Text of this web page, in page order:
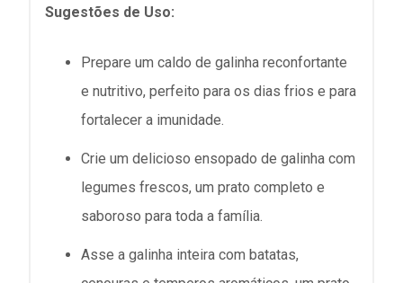
Sugestões de Uso:
Prepare um caldo de galinha reconfortante
e nutritivo, perfeito para os dias frios e para
fortalecer a imunidade.
Crie um delicioso ensopado de galinha com
legumes frescos, um prato completo e
saboroso para toda a família.
Asse a galinha inteira com batatas,